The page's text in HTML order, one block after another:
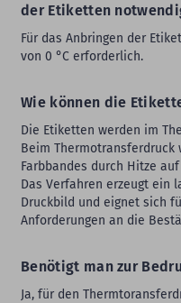
der Etiketten
Für das Anbringen der
von 0 °C erforderlich.
Wie können die
Die Etiketten werden im
Beim Thermotransferdruck
Farbbandes durch Hitze
Das Verfahren erzeugt ein
Druckbild und eignet sich
Anforderungen an die
Benötigt man zur
Ja, für den